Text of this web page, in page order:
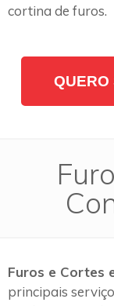
cortina de furos.
QUERO
Furos e Cortes
principais